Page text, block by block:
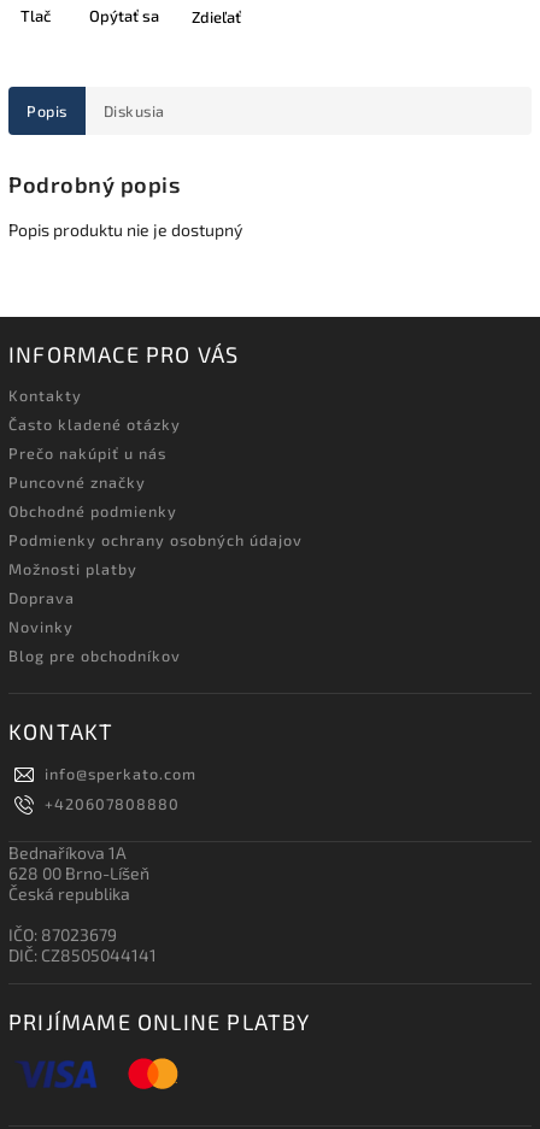
Tlač Opýtať sa Zdieľať
Popis Diskusia
Podrobný popis
Popis produktu nie je dostupný
INFORMACE PRO VÁS
Kontakty
Často kladené otázky
Prečo nakúpiť u nás
Puncovné značky
Obchodné podmienky
Podmienky ochrany osobných údajov
Možnosti platby
Doprava
Novinky
Blog pre obchodníkov
KONTAKT
info@sperkato.com
+420607808880
Bednaříkova 1A
628 00 Brno-Líšeň
Česká republika
IČO: 87023679
DIČ: CZ8505044141
PRIJÍMAME ONLINE PLATBY